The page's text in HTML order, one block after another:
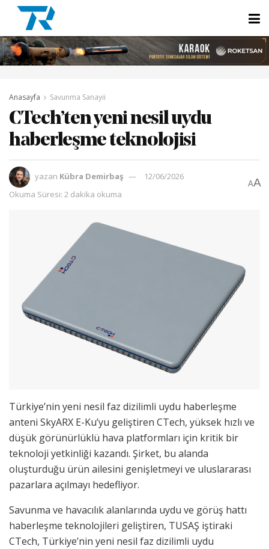
Anasayfa Savunma Sanayii
CTech’ten yeni nesil uydu
haberleşme teknolojisi
yazan Kübra Demirbaş
12/06/2026
Okuma Süresi: 2 dakika okuma
AA
Türkiye’nin yeni nesil faz dizilimli uydu haberleşme
anteni SkyARX E-Ku’yu geliştiren CTech, yüksek hızlı ve
düşük görünürlüklü hava platformları için kritik bir
teknoloji yetkinliği kazandı. Şirket, bu alanda
oluşturduğu ürün ailesini genişletmeyi ve uluslararası
pazarlara açılmayı hedefliyor.
Savunma ve havacılık alanlarında uydu ve görüş hattı
haberleşme teknolojileri geliştiren, TUSAŞ iştiraki
CTech, Türkiye’nin yeni nesil faz dizilimli uydu